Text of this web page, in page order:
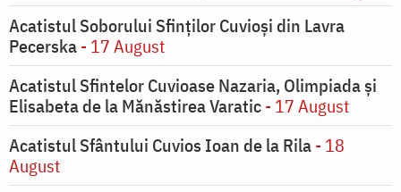
Acatistul Soborului Sfinților Cuvioși din Lavra
Pecerska- 17 August
Acatistul Sfintelor Cuvioase Nazaria, Olimpiada și
Elisabeta de la Mănăstirea Varatic- 17 August
Acatistul Sfântului Cuvios Ioan de la Rila- 18
August